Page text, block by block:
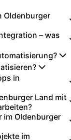
Oldenburger
– was
in
Land mit
im Oldenburger
im